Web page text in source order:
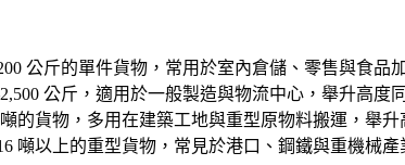
公斤的單件貨物，常用於室內倉儲、零售與食品
公斤，適用於一般製造與物流中心，舉升高度
的貨物，多用在建築工地與重型原物料搬運，舉升
噸以上的重型貨物，常見於港口、鋼鐵與重機械